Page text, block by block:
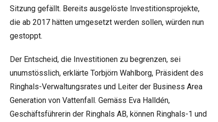
Sitzung gefällt. Bereits ausgelöste Investitionsprojekte,
die ab 2017 hätten umgesetzt werden sollen, würden nun
gestoppt.
Der Entscheid, die Investitionen zu begrenzen, sei
unumstösslich, erklärte Torbjörn Wahlborg, Präsident des
Ringhals-Verwaltungsrates und Leiter der Business Area
Generation von Vattenfall. Gemäss Eva Halldén,
Geschäftsführerin der Ringhals AB, können Ringhals-1 und